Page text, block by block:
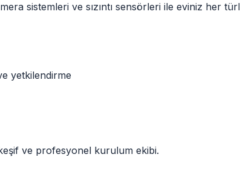
sistemleri ve sızıntı sensörleri ile eviniz her
yetkilendirme
keşif ve profesyonel kurulum ekibi.